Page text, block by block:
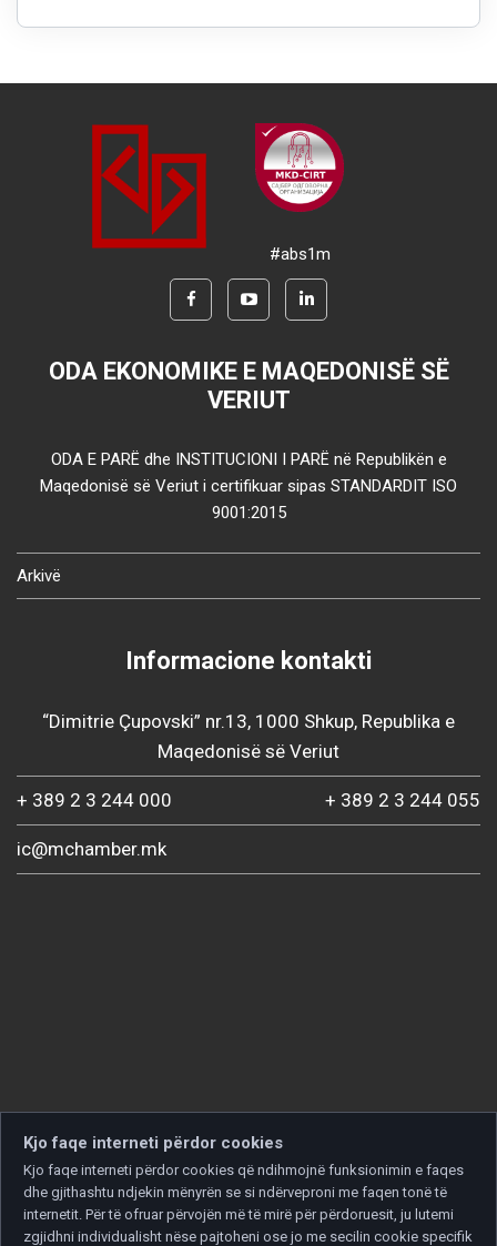
#abs1m
ODA EKONOMIKE E MAQEDONISË SË
VERIUT
ODA E PARË dhe INSTITUCIONI I PARË në Republikën e
Maqedonisë së Veriut i certifikuar sipas STANDARDIT ISO
9001:2015
Arkivë
Informacione kontakti
“Dimitrie Çupovski” nr.13, 1000 Shkup, Republika e
Maqedonisë së Veriut
+ 389 2 3 244 000 + 389 2 3 244 055
ic@mchamber.mk
Kjo faqe interneti përdor cookies
Kjo faqe interneti përdor cookies që ndihmojnë funksionimin e faqes
dhe gjithashtu ndjekin mënyrën se si ndërveproni me faqen tonë të
internetit. Për të ofruar përvojën më të mirë për përdoruesit, ju lutemi
zgjidhni individualisht nëse pajtoheni ose jo me secilin cookie specifik